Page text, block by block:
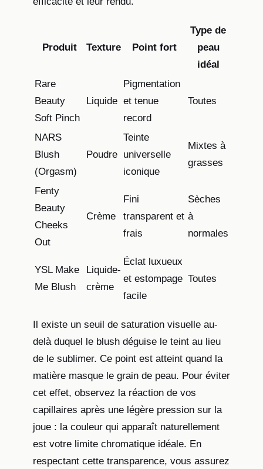
Produit Texture Point fort
Type de
peau
idéal
Rare
Beauty
Soft Pinch
Liquide
Pigmentation
et tenue
record
Toutes
NARS
Blush
(Orgasm)
Poudre
Teinte
universelle
iconique
Mixtes à
grasses
Fenty
Beauty
Cheeks
Out
Crème
Fini
transparent et
frais
Sèches
à
normales
YSL Make
Me Blush
Liquide-
crème
Éclat luxueux
et estompage
facile
Toutes
Il existe un seuil de saturation visuelle au-
delà duquel le blush déguise le teint au lieu
de le sublimer. Ce point est atteint quand la
matière masque le grain de peau. Pour éviter
cet effet, observez la réaction de vos
capillaires après une légère pression sur la
joue : la couleur qui apparaît naturellement
est votre limite chromatique idéale. En
respectant cette transparence, vous assurez